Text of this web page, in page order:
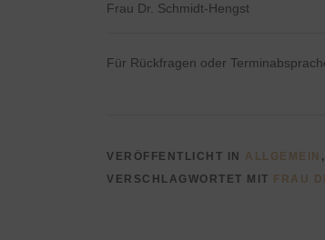
Frau Dr. Schmidt-Hengst
Für Rückfragen oder
VERÖFFENTLICHT IN ALLGEMEIN ,
VERSCHLAGWORTET MIT
FRAU